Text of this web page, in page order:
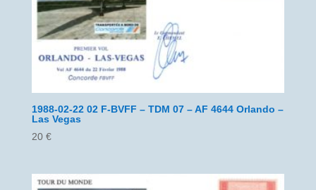
1988-02-22 02 F-BVFF – TDM 07 – AF 4644 Orlando –
Las Vegas
20 €